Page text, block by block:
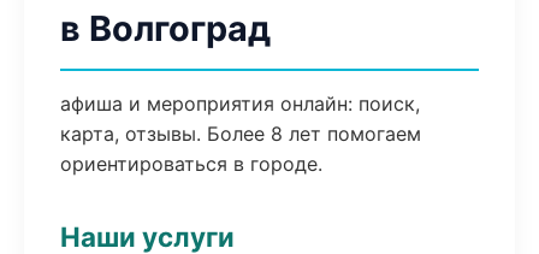
в Волгоград
афиша и мероприятия онлайн: поиск,
карта, отзывы. Более 8 лет помогаем
ориентироваться в городе.
Наши услуги